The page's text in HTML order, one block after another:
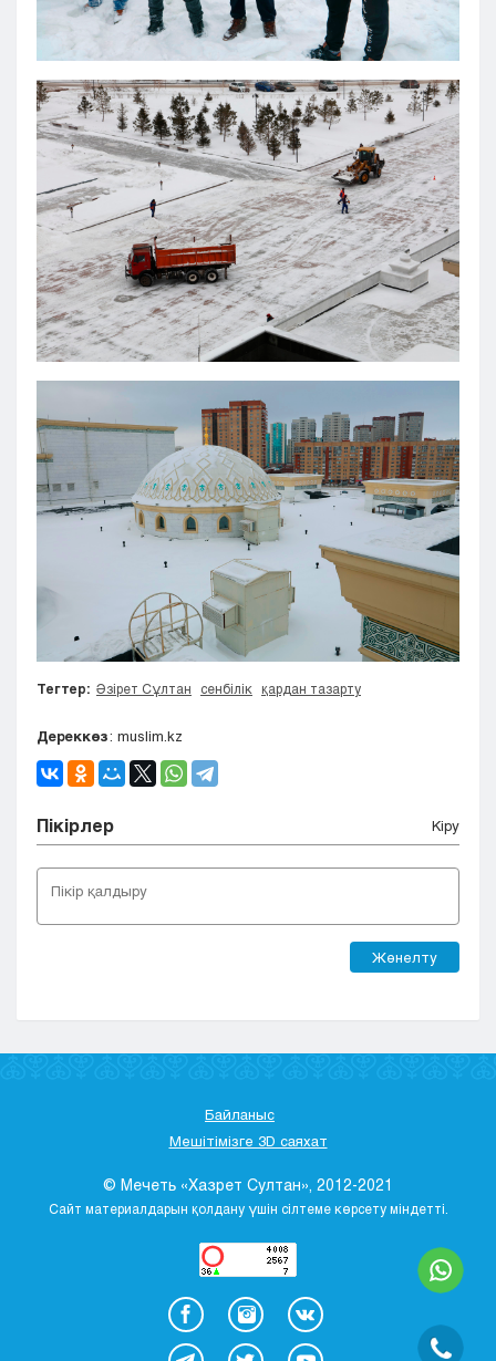
Тегтер: Әзірет Сұлтан сенбілік қардан тазарту
Дереккөз: muslim.kz
Пікірлер Кіру
Жөнелту
Байланыс
Мешітімізге 3D саяхат
© Мечеть «Хазрет Султан», 2012-2021
Сайт материалдарын қолдану үшін сілтеме көрсету міндетті.